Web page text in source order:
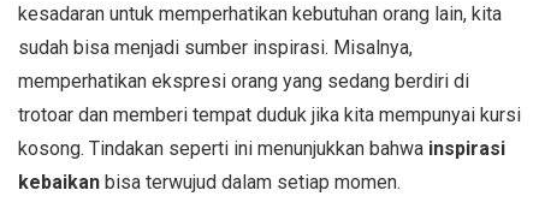
kesadaran untuk memperhatikan kebutuhan orang lain, kita
sudah bisa menjadi sumber inspirasi. Misalnya,
memperhatikan ekspresi orang yang sedang berdiri di
trotoar dan memberi tempat duduk jika kita mempunyai kursi
kosong. Tindakan seperti ini menunjukkan bahwa inspirasi
kebaikan bisa terwujud dalam setiap momen.